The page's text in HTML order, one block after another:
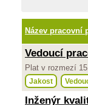
Název pracovní
Vedoucí
Plat v rozmezí
Jakost
Inženýr